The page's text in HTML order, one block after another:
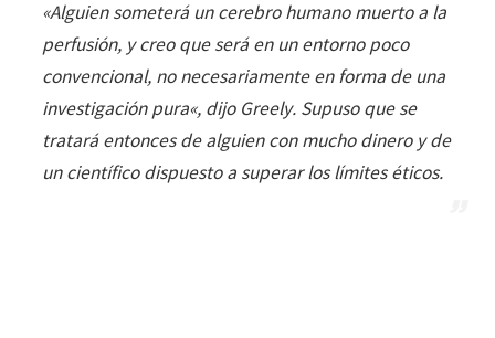
«Alguien someterá un cerebro humano muerto a la
perfusión, y creo que será en un entorno poco
convencional, no necesariamente en forma de una
investigación pura«, dijo Greely. Supuso que se
tratará entonces de alguien con mucho dinero y de
un científico dispuesto a superar los límites éticos.